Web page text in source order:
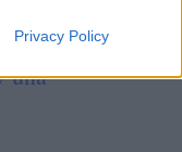
Privacy Policy
lo primero
una